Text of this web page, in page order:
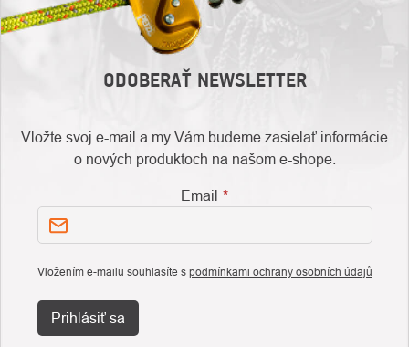
ODOBERAŤ NEWSLETTER
Vložte svoj e-mail a my Vám budeme zasielať informácie
o nových produktoch na našom e-shope.
Email
Vložením e-mailu souhlasíte s podmínkami ochrany osobních údajů
Prihlásiť sa